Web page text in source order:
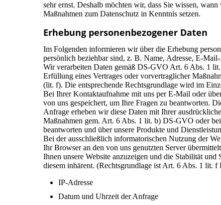
sehr ernst. Deshalb möchten wir, dass Sie wissen,
Maßnahmen zum Datenschutz in Kenntnis setzen.
Erhebung personenbezogener Daten
Im Folgenden informieren wir über die Erhebung
persönlich beziehbar sind, z. B. Name, Adresse, E-
Wir verarbeiten Daten gemäß DS-GVO Art. 6 Abs. 1
Erfüllung eines Vertrages oder vorvertraglicher
(lit. f). Die entsprechende Rechtsgrundlage wird im
Bei Ihrer Kontaktaufnahme mit uns per E-Mail oder
von uns gespeichert, um Ihre Fragen zu beantworten.
Anfrage erheben wir diese Daten mit Ihrer
Maßnahmen gem. Art. 6 Abs. 1 lit. b) DS-GVO oder
beantworten und über unsere Produkte und
Bei der ausschließlich informatorischen Nutzung der
Ihr Browser an den von uns genutzten Server
Ihnen unsere Website anzuzeigen und die Stabilität
diesem inhärent. (Rechtsgrundlage ist Art. 6 Abs. 1 lit.
IP-Adresse
Datum und Uhrzeit der Anfrage